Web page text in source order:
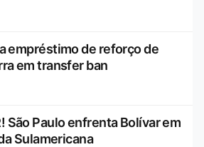
empréstimo de reforço de
em transfer ban
São Paulo enfrenta Bolívar em
Sulamericana